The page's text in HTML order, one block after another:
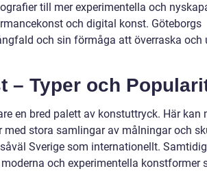
till mer experimentella och
och digital konst. Göteborgs
och sin förmåga att överraska och
– Typer och
en bred palett av konstuttryck. Här kan
stora samlingar av målningar och
Sverige som internationellt.
och experimentella konstformer